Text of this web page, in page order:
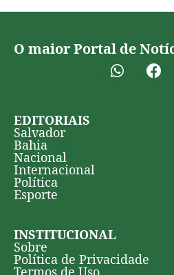
O maior Portal de
EDITORIAIS
Salvador
Bahia
Nacional
Internacional
Política
Esporte
INSTITUCIONAL
Sobre
Política de Privacidade